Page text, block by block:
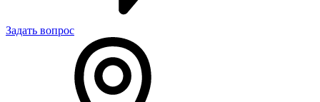
Задать вопрос